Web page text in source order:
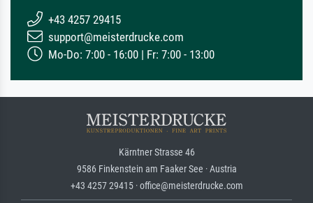
+43 4257 29415
support@meisterdrucke.com
Mo-Do: 7:00 - 16:00 | Fr: 7:00 - 13:00
Kärntner Strasse 46
9586 Finkenstein am Faaker See · Austria
+43 4257 29415 · office@meisterdrucke.com